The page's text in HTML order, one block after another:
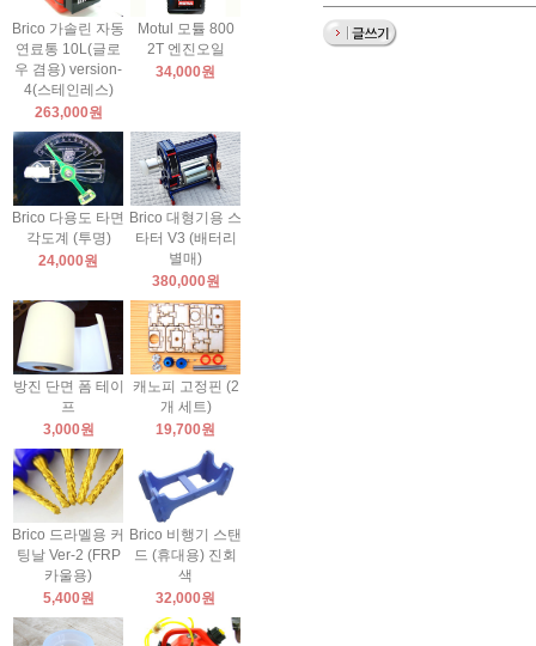
Brico 가솔린 자동
연료통 10L(글로
우 겸용) version-
4(스테인레스)
263,000원
Motul 모튤 800
2T 엔진오일
34,000원
Brico 다용도 타면
각도계 (투명)
24,000원
Brico 대형기용 스
타터 V3 (배터리
별매)
380,000원
방진 단면 폼 테이
프
3,000원
캐노피 고정핀 (2
개 세트)
19,700원
Brico 드라멜용 커
팅날 Ver-2 (FRP
카울용)
5,400원
Brico 비행기 스탠
드 (휴대용) 진회
색
32,000원